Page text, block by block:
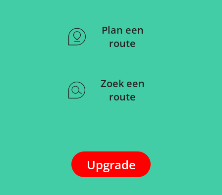
Plan een
route
Zoek een
route
Upgrade